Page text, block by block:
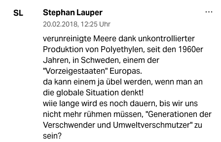
SL Stephan Lauper
20.02.2018, 12:25 Uhr
verunreinigte Meere dank unkontrollierter
Produktion von Polyethylen, seit den 1960er
Jahren, in Schweden, einem der
"Vorzeigestaaten" Europas.
da kann einem ja übel werden, wenn man an
die globale Situation denkt!
wiie lange wird es noch dauern, bis wir uns
nicht mehr rühmen müssen, "Generationen der
Verschwender und Umweltverschmutzer" zu
sein?